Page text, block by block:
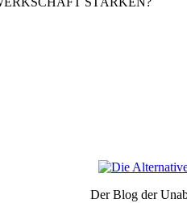
Der Blog der